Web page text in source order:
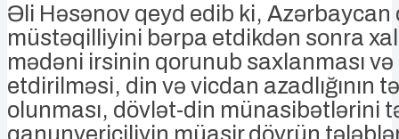
Əli Həsənov qeyd edib ki, Azərbaycan
müstəqilliyini bərpa etdikdən sonra
mədəni irsinin qorunub saxlanması
etdirilməsi, din və vicdan azadlığının
olunması, dövlət-din münasibətlərini
qanunvericiliyin müasir dövrün